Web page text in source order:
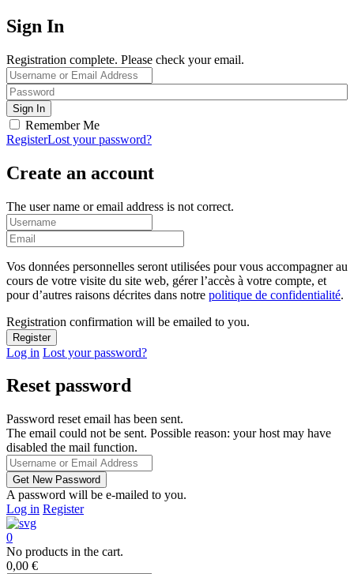
Sign In
Registration complete. Please check your email.
Remember Me
RegisterLost your password?
Create an account
The user name or email address is not correct.
Vos données personnelles seront utilisées pour vous accompagner au
cours de votre visite du site web, gérer l’accès à votre compte, et
pour d’autres raisons décrites dans notre politique de confidentialité.
Registration confirmation will be emailed to you.
Log in Lost your password?
Reset password
Password reset email has been sent.
The email could not be sent. Possible reason: your host may have
disabled the mail function.
A password will be e-mailed to you.
Log in Register
0
No products in the cart.
0,00 €